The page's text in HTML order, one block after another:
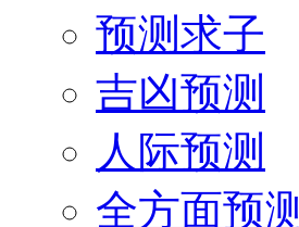
预测求子
吉凶预测
人际预测
全方面预测